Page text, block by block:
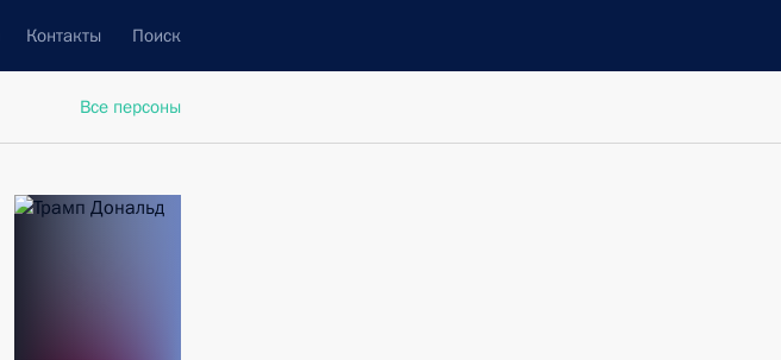
Контакты Поиск
Все персоны